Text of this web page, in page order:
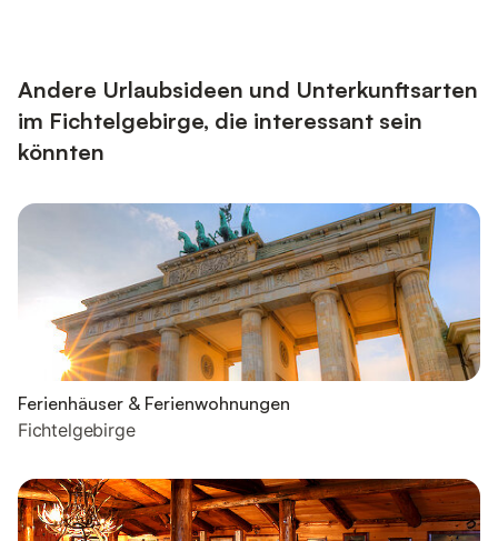
Andere Urlaubsideen und Unterkunftsarten
im Fichtelgebirge, die interessant sein
könnten
Ferienhäuser & Ferienwohnungen
Fichtelgebirge